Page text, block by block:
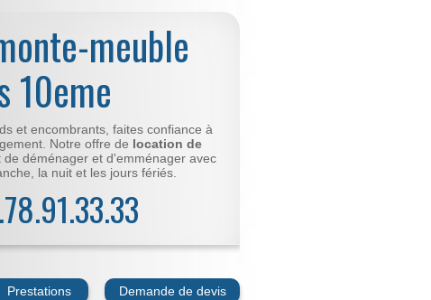
meuble
10eme
et encombrants, faites confiance à
Notre offre de location de
de déménager et d'emménager avec
la nuit et les jours fériés.
Prestations Demande de devis